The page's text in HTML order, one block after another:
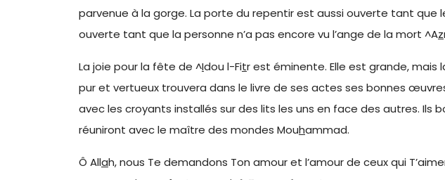
parvenue à la gorge. La porte du repentir est aussi ouverte tant que
ouverte tant que la personne n’a pas encore vu l’ange de la mort ^Az
La joie pour la fête de ^Idou l-Fitr est éminente. Elle est grande, mais
pur et vertueux trouvera dans le livre de ses actes ses bonnes
avec les croyants installés sur des lits les uns en face des autres. Ils
réuniront avec le maître des mondes Mouhammad.
Ô Allah, nous Te demandons Ton amour et l’amour de ceux qui